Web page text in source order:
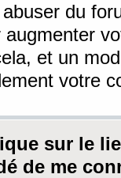
du
augmenter
et un
votre
sur le
de me